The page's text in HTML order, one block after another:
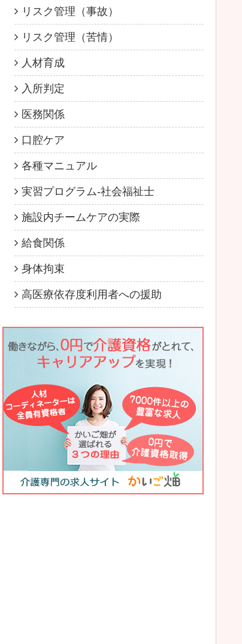
リスク管理（事故）
リスク管理（苦情）
人材育成
入所判定
医務関係
口腔ケア
各種マニュアル
実習プログラム-社会福祉士
施設内チームケアの実際
給食関係
身体拘束
高医療依存度利用者への援助